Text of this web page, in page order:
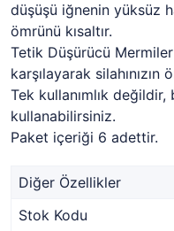
düşüşü iğnenin yüksüz
ömrünü kısaltır.
Tetik Düşürücü
karşılayarak silahınızın
Tek kullanımlık
kullanabilirsiniz.
Paket içeriği 6 adettir.
Diğer Özellikler
Stok Kodu